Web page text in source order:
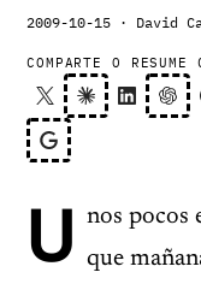
2009-10-15 · David
COMPARTE O RESUME
U nos pocos
que